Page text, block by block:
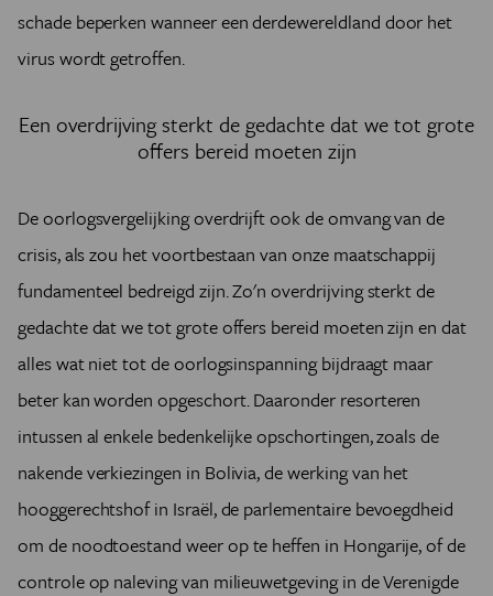
schade beperken wanneer een derdewereldland door het
virus wordt getroffen.
Een overdrijving sterkt de gedachte dat we tot grote
offers bereid moeten zijn
De oorlogsvergelijking overdrijft ook de omvang van de
crisis, als zou het voortbestaan van onze maatschappij
fundamenteel bedreigd zijn. Zo'n overdrijving sterkt de
gedachte dat we tot grote offers bereid moeten zijn en dat
alles wat niet tot de oorlogsinspanning bijdraagt maar
beter kan worden opgeschort. Daaronder resorteren
intussen al enkele bedenkelijke opschortingen, zoals de
nakende verkiezingen in Bolivia, de werking van het
hooggerechtshof in Israël, de parlementaire bevoegdheid
om de noodtoestand weer op te heffen in Hongarije, of de
controle op naleving van milieuwetgeving in de Verenigde